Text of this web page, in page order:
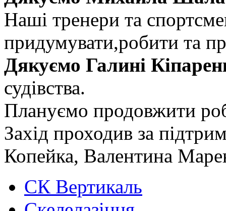
Наші тренери та
придумувати,робити та
Дякуємо Галині
судівства.
Плануємо продовжити
Захід проходив за
Копейка, Валентина
СК Вертикаль